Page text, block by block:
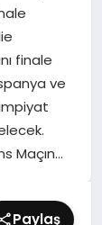
finale
ve
Maçın…
Paylaş